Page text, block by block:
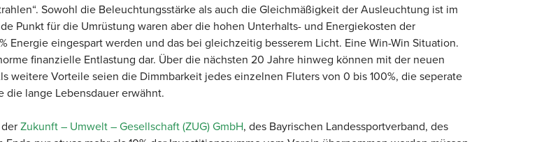
Sowohl die Beleuchtungsstärke als auch die Gleichmäßigkeit der Ausleuchtung ist im
Punkt für die Umrüstung waren aber die hohen Unterhalts- und Energiekosten der
Energie eingespart werden und das bei gleichzeitig besserem Licht. Eine Win-Win Situation.
finanzielle Entlastung dar. Über die nächsten 20 Jahre hinweg können mit der neuen
weitere Vorteile seien die Dimmbarkeit jedes einzelnen Fluters von 0 bis 100%, die seperate
lange Lebensdauer erwähnt.
Zukunft – Umwelt – Gesellschaft (ZUG) GmbH, des Bayrischen Landessportverband, des